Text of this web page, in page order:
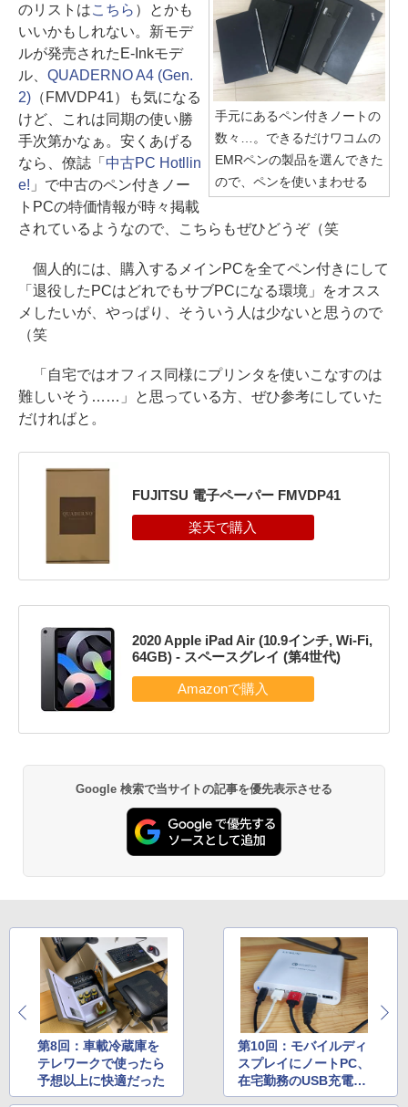
手元にあるペン付きノートの
数々…。できるだけワコムの
EMRペンの製品を選んできた
ので、ペンを使いまわせる
のリストはこちら ）とかも
いいかもしれない。新モデ
ルが発売されたE-Inkモデ
ル、 QUADERNO A4 (Gen.
2)（FMVDP41）も気になる
けど、これは同期の使い勝
手次第かなぁ。安くあげる
なら、僚誌「 中古PC Hotllin
e! 」で中古のペン付きノー
トPCの特価情報が時々掲載
されているようなので、こちらもぜひどうぞ（笑
個人的には、購入するメインPCを全てペン付きにして
「退役したPCはどれでもサブPCになる環境」をオスス
メしたいが、やっぱり、そういう人は少ないと思うので
（笑
「自宅ではオフィス同様にプリンタを使いこなすのは
難しいそう……」と思っている方、ぜひ参考にしていた
だければと。
FUJITSU 電子ペーパー FMVDP41
2020 Apple iPad Air (10.9インチ, Wi-Fi,
64GB) - スペースグレイ (第4世代)
Google 検索で当サイトの記事を優先表示させる
第8回：車載冷蔵庫を
テレワークで使ったら
予想以上に快適だった
第10回：モバイルディ
スプレイにノートPC、
在宅勤務のUSB充電環
境を整える